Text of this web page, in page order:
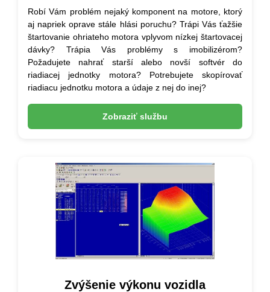
Robí Vám problém nejaký komponent na motore, ktorý
aj napriek oprave stále hlási poruchu? Trápi Vás ťažšie
štartovanie ohriateho motora vplyvom nízkej štartovacej
dávky? Trápia Vás problémy s imobilizérom?
Požadujete nahrať starší alebo novší softvér do
riadiacej jednotky motora? Potrebujete skopírovať
riadiacu jednotku motora a údaje z nej do inej?
Zobraziť službu
Zvýšenie výkonu vozidla